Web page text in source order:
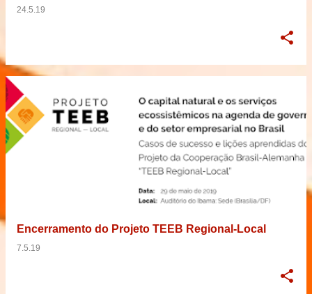
24.5.19
Encerramento do Projeto TEEB Regional-Local
7.5.19